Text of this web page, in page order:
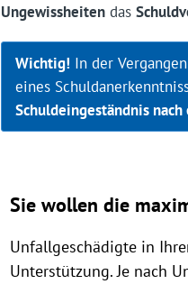
Ungewissheitendas
Wichtig! In der
eines
Schuldeingeständnis
Sie wollen die
Unfallgeschädigte in
Unterstützung. Je nach